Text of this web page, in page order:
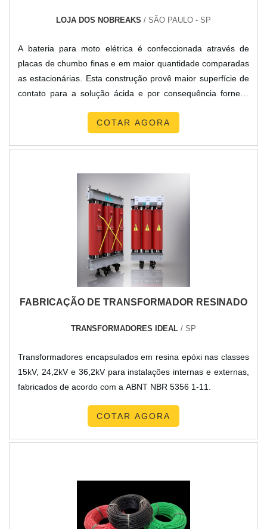
LOJA DOS NOBREAKS / SÃO PAULO - SP
A bateria para moto elétrica é confeccionada através de
placas de chumbo finas e em maior quantidade comparadas
as estacionárias. Esta construção provê maior superfície de
contato para a solução ácida e por consequência fornece
mais rápida do material. Principais especificações do
COTAR AGORA
FABRICAÇÃO DE TRANSFORMADOR RESINADO
TRANSFORMADORES IDEAL / SP
Transformadores encapsulados em resina epóxi nas classes
15kV, 24,2kV e 36,2kV para instalações internas e externas,
fabricados de acordo com a ABNT NBR 5356 1-11.
COTAR AGORA